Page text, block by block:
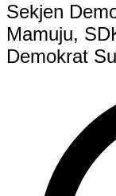
Sekjen
Mamuju,
Demokrat